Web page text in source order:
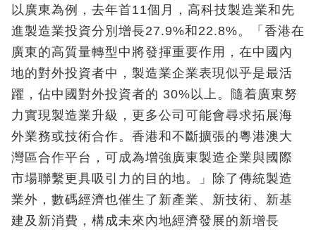
以廣東為例，去年首11個月，高科技製造業和先
進製造業投資分別增長27.9%和22.8%。「香港在
廣東的高質量轉型中將發揮重要作用，在中國內
地的對外投資者中，製造業企業表現似乎是最活
躍，佔中國對外投資者的 30%以上。隨着廣東努
力實現製造業升級，更多公司可能會尋求拓展海
外業務或技術合作。香港和不斷擴張的粵港澳大
灣區合作平台，可成為增強廣東製造企業與國際
市場聯繫更具吸引力的目的地。」除了傳統製造
業外，數碼經濟也催生了新產業、新技術、新基
建及新消費，構成未來內地經濟發展的新增長